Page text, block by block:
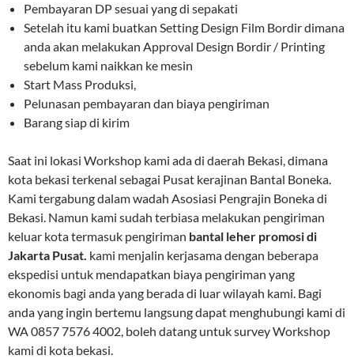
Pembayaran DP sesuai yang di sepakati
Setelah itu kami buatkan Setting Design Film Bordir dimana
anda akan melakukan Approval Design Bordir / Printing
sebelum kami naikkan ke mesin
Start Mass Produksi,
Pelunasan pembayaran dan biaya pengiriman
Barang siap di kirim
Saat ini lokasi Workshop kami ada di daerah Bekasi, dimana
kota bekasi terkenal sebagai Pusat kerajinan Bantal Boneka.
Kami tergabung dalam wadah Asosiasi Pengrajin Boneka di
Bekasi. Namun kami sudah terbiasa melakukan pengiriman
keluar kota termasuk pengiriman bantal leher promosi di
Jakarta Pusat. kami menjalin kerjasama dengan beberapa
ekspedisi untuk mendapatkan biaya pengiriman yang
ekonomis bagi anda yang berada di luar wilayah kami. Bagi
anda yang ingin bertemu langsung dapat menghubungi kami di
WA 0857 7576 4002, boleh datang untuk survey Workshop
kami di kota bekasi.